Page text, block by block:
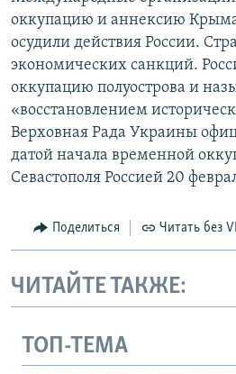
оккупацию и аннексию
осудили действия России.
экономических санкций.
оккупацию полуострова и
«восстановлением
Верховная Рада Украины
датой начала временной
Севастополя Россией 20
Поделиться Читать без
ЧИТАЙТЕ ТАКЖЕ:
ТОП-ТЕМА